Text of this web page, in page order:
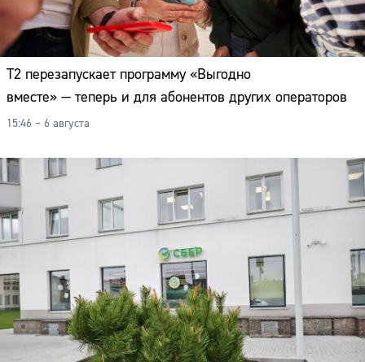
Т2 перезапускает программу «Выгодно
вместе» — теперь и для абонентов других операторов
15:46 – 6 августа
Сайт: